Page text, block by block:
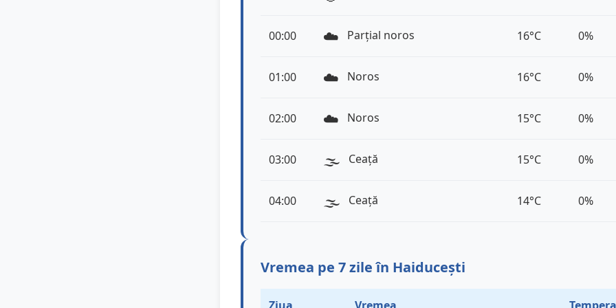
00:00 ☁️ Parțial noros 16°C 0%
01:00 ☁️ Noros 16°C 0%
02:00 ☁️ Noros 15°C 0%
03:00 🌫️ Ceață 15°C 0%
04:00 🌫️ Ceață 14°C 0%
Vremea pe 7 zile în Haiducești